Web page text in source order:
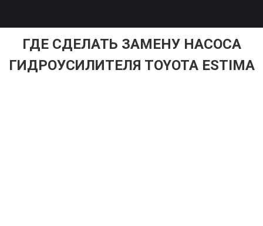
ГДЕ СДЕЛАТЬ ЗАМЕНУ НАСОСА
ГИДРОУСИЛИТЕЛЯ TOYOTA ESTIMA